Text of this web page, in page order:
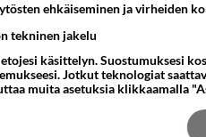
pelastuaksenne !
suurtapahtumat/
ehkäiseminen ja virheiden
tekninen jakelu
käsittelyn. Suostumuksesi
Jotkut teknologiat
muita asetuksia klikkaamalla